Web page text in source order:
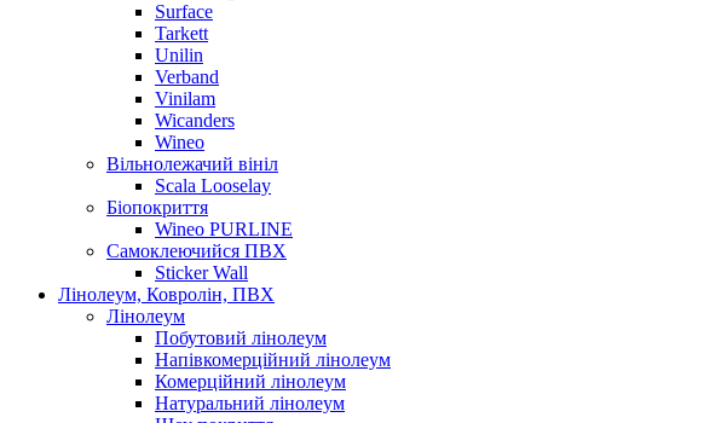
Surface
Tarkett
Unilin
Verband
Vinilam
Wicanders
Wineo
Вільнолежачий вініл
Scala Looselay
Біопокриття
Wineo PURLINE
Самоклеючийся ПВХ
Sticker Wall
Лінолеум, Ковролін, ПВХ
Лінолеум
Побутовий лінолеум
Напівкомерційний лінолеум
Комерційний лінолеум
Натуральний лінолеум